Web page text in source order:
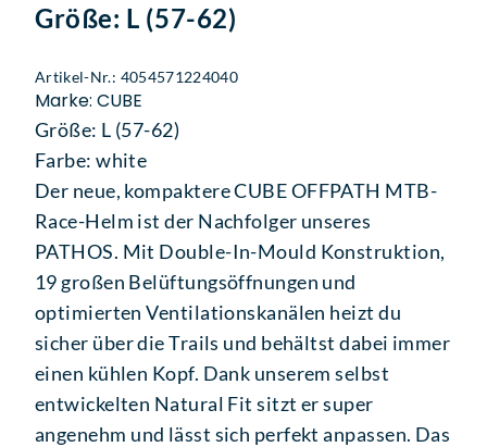
Größe: L (57-62)
Artikel-Nr.: 4054571224040
Marke: CUBE
Größe: L (57-62)
Farbe: white
Der neue, kompaktere CUBE OFFPATH MTB-
Race-Helm ist der Nachfolger unseres
PATHOS. Mit Double-In-Mould Konstruktion,
19 großen Belüftungsöffnungen und
optimierten Ventilationskanälen heizt du
sicher über die Trails und behältst dabei immer
einen kühlen Kopf. Dank unserem selbst
entwickelten Natural Fit sitzt er super
angenehm und lässt sich perfekt anpassen. Das